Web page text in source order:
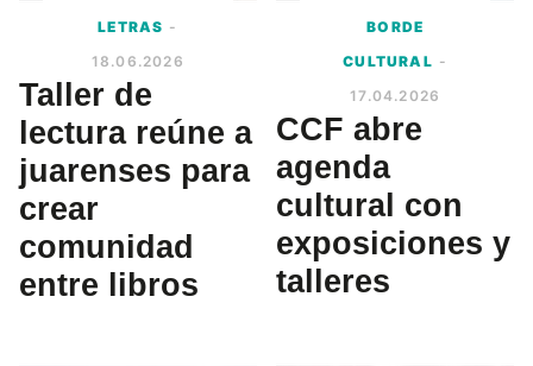
LETRAS -
18.06.2026
Taller de
lectura reúne a
juarenses para
crear
comunidad
entre libros
BORDE
CULTURAL -
17.04.2026
CCF abre
agenda
cultural con
exposiciones y
talleres